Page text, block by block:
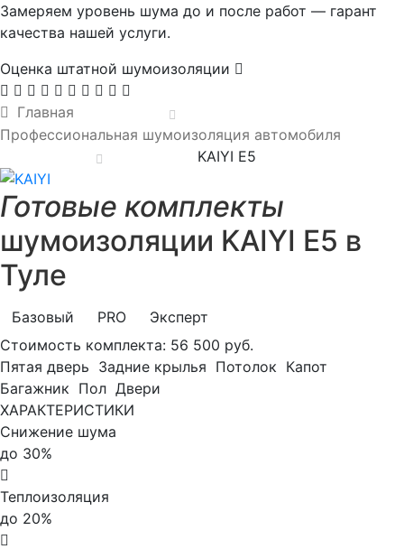
Замеряем уровень шума до и после работ — гарант
качества нашей услуги.
Оценка штатной шумоизоляции
Главная
Профессиональная шумоизоляция автомобиля
KAIYI E5
Готовые комплекты
шумоизоляции KAIYI E5 в
Туле
Базовый PRO
Эксперт
Стоимость комплекта: 56 500 руб.
Пятая дверь Задние крылья Потолок Капот
Багажник Пол Двери
ХАРАКТЕРИСТИКИ
Снижение шума
до 30%
Теплоизоляция
до 20%